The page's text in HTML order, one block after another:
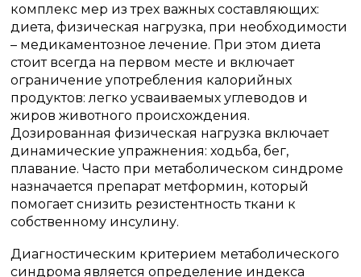
комплекс мер из трех важных составляющих:
диета, физическая нагрузка, при необходимости
– медикаментозное лечение. При этом диета
стоит всегда на первом месте и включает
ограничение употребления калорийных
продуктов: легко усваиваемых углеводов и
жиров животного происхождения.
Дозированная физическая нагрузка включает
динамические упражнения: ходьба, бег,
плавание. Часто при метаболическом синдроме
назначается препарат метформин, который
помогает снизить резистентность ткани к
собственному инсулину.
Диагностическим критерием метаболического
синдрома является определение индекса